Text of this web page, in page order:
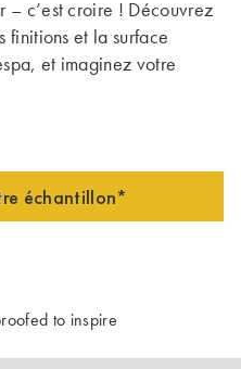
– c’est croire ! Découvrez
finitions et la surface
et imaginez votre
échantillon*
to inspire